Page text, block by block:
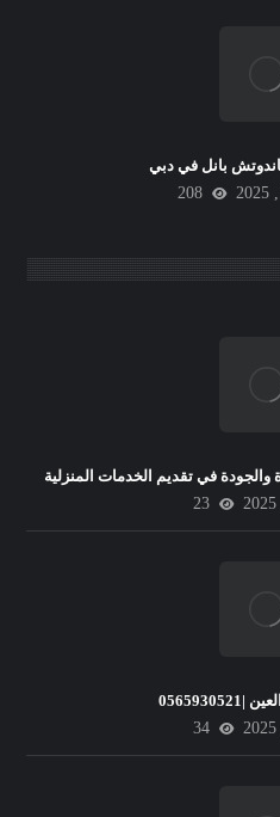
بانل في دبي
208
والجودة في تقديم الخدمات المنزلية
23
34